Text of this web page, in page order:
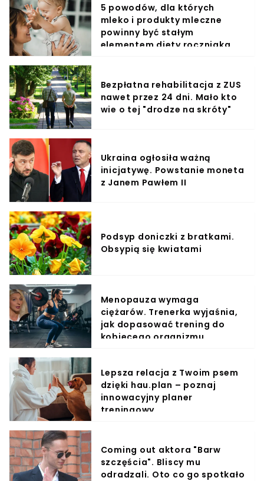
5 powodów, dla których
mleko i produkty mleczne
powinny być stałym
elementem diety roczniaka
Bezpłatna rehabilitacja z ZUS
nawet przez 24 dni. Mało kto
wie o tej "drodze na skróty"
Ukraina ogłosiła ważną
inicjatywę. Powstanie moneta
z Janem Pawłem II
Podsyp doniczki z bratkami.
Obsypią się kwiatami
Menopauza wymaga
ciężarów. Trenerka wyjaśnia,
jak dopasować trening do
kobiecego organizmu
Lepsza relacja z Twoim psem
dzięki hau.plan – poznaj
innowacyjny planer
treningowy
Coming out aktora "Barw
szczęścia". Bliscy mu
odradzali. Oto co go spotkało